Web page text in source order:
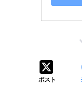
ポスト